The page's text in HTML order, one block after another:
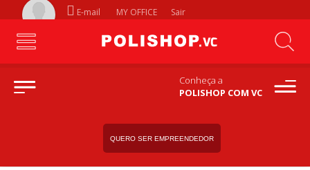
E-mail MY OFFICE Sair
Conheça a
POLISHOP COM VC
QUERO SER EMPREENDEDOR